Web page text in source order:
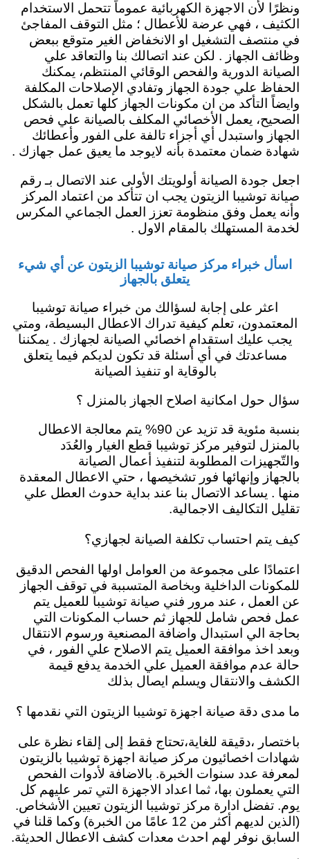
ونظرًا لأن الاجهزة الكهربائية عموماً تتحمل الاستخدام
الكثيف ، فهي عرضة للأعطال ؛ مثل التوقف المفاجئ
في منتصف التشغيل او الانخفاض الغير متوقع ببعض
وظائف الجهاز . لكن عند اتصالك بنا والتعاقد علي
الصيانة الدورية والفحص الوقائي المنتظم، يمكنك
الحفاظ علي جودة الجهاز وتفادي الإصلاحات المكلفة
وايضاً التأكد من ان مكونات الجهاز كلها تعمل بالشكل
الصحيح، يعمل الأخصائي المكلف بالصيانة علي فحص
الجهاز واستبدل أي أجزاء تالفة على الفور وأعطائك
شهادة ضمان معتمدة بأنه لايوجد ما يعيق عمل جهازك .
اجعل جودة الصيانة أولويتك الأولى عند الاتصال بـ رقم
صيانة توشيبا الزيتون يجب ان تتأكد من اعتماد المركز
وأنه يعمل وفق منظومة تعزز العمل الجماعي المكرس
لخدمة المستهلك بالمقام الاول .
اسأل خبراء مركز صيانة توشيبا الزيتون عن أي شيء
يتعلق بالجهاز
اعثر على إجابة لسؤالك من خبراء صيانة توشيبا
المعتمدون، تعلم كيفية تدراك الاعطال البسيطة، ومتي
يجب عليك استقدام اخصائي الصيانة لجهازك . يمكننا
مساعدتك في أي أسئلة قد تكون لديكم فيما يتعلق
بالوقاية او تنفيذ الصيانة
سؤال حول امكانية اصلاح الجهاز بالمنزل ؟
بنسبة مئوية قد تزيد عن 90% يتم معالجة الاعطال
بالمنزل لتوفير مركز توشيبا قطع الغيار والعُدَد
والتّجهيزات المطلوبة لتنفيذ أعمال الصيانة
بالجهاز وإنهائها فور تشخيصها ، حتي الاعطال المعقدة
منها . يساعد الاتصال بنا عند بداية حدوث العطل علي
تقليل التكاليف الاجمالية.
كيف يتم احتساب تكلفة الصيانة لجهازي؟
اعتمادًا على مجموعة من العوامل اولها الفحص الدقيق
للمكونات الداخلية وبخاصة المتسببة في توقف الجهاز
عن العمل ، عند مرور فني صيانة توشيبا للعميل يتم
عمل فحص شامل للجهاز ثم حساب المكونات التي
بحاجة الي استبدال واضافة المصنعية ورسوم الانتقال
وبعد اخذ موافقة العميل يتم الاصلاح علي الفور ، في
حالة عدم موافقة العميل علي الخدمة يدفع قيمة
الكشف والانتقال ويسلم ايصال بذلك
ما مدى دقة صيانة اجهزة توشيبا الزيتون التي نقدمها ؟
باختصار ،دقيقة للغاية،تحتاج فقط إلى إلقاء نظرة على
شهادات اخصائيون مركز صيانة اجهزة توشيبا بالزيتون
لمعرفة عدد سنوات الخبرة. بالاضافة لأدوات الفحص
التي يعملون بها، ثما اعداد الاجهزة التي تمر عليهم كل
يوم. تفضل ادارة مركز توشيبا الزيتون تعيين الأشخاص.
(الذين لديهم أكثر من 12 عامًا من الخبرة) وكما قلنا في
السابق نوفر لهم احدث معدات كشف الاعطال الحديثة.